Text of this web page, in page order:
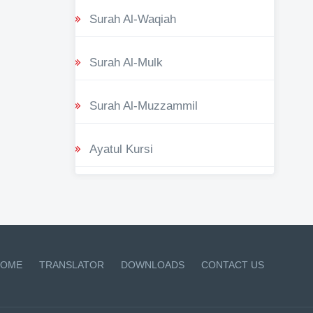
Surah Al-Waqiah
Surah Al-Mulk
Surah Al-Muzzammil
Ayatul Kursi
TRANSLATOR DOWNLOADS CONTACT US